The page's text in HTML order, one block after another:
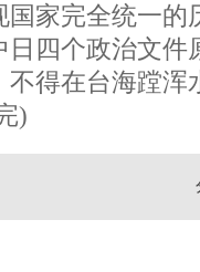
家完全统一的
四个政治文件
不得在台海蹚浑
)